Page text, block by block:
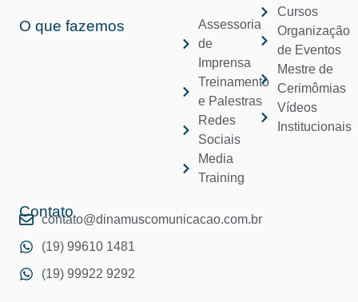
O que fazemos
Assessoria
de
Imprensa
Treinamento
e Palestras
Redes
Sociais
Media
Training
Cursos
Organização
de Eventos
Mestre de
Cerimômias
Vídeos
Institucionais
Contato
contato@dinamuscomunicacao.com.br
(19) 99610 1481
(19) 99922 9292